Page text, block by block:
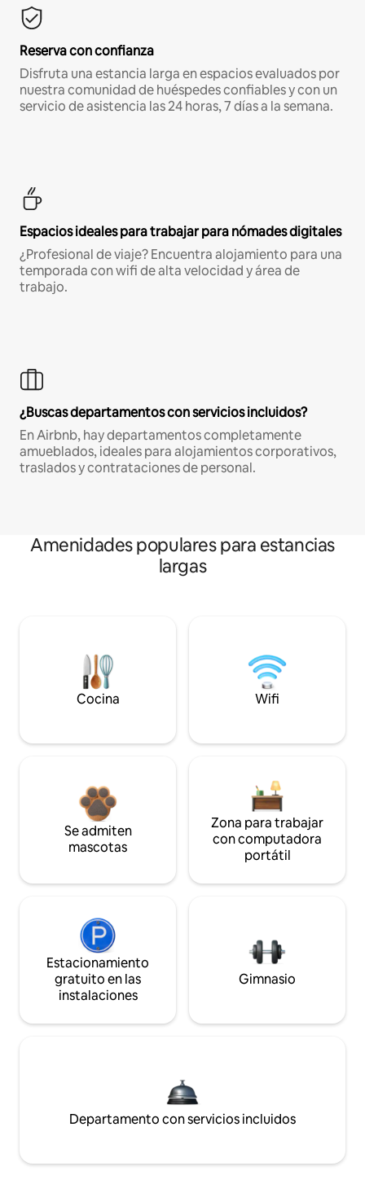
Reserva con confianza
Disfruta una estancia larga en espacios evaluados por
nuestra comunidad de huéspedes confiables y con un
servicio de asistencia las 24 horas, 7 días a la semana.
Espacios ideales para trabajar para nómades digitales
¿Profesional de viaje? Encuentra alojamiento para una
temporada con wifi de alta velocidad y área de
trabajo.
¿Buscas departamentos con servicios incluidos?
En Airbnb, hay departamentos completamente
amueblados, ideales para alojamientos corporativos,
traslados y contrataciones de personal.
Amenidades populares para estancias
largas
Cocina Wifi
Se admiten
mascotas
Zona para trabajar
con computadora
portátil
Estacionamiento
gratuito en las
instalaciones
Gimnasio
Departamento con servicios incluidos